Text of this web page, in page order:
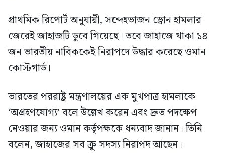
প্রাথমিক রিপোর্ট অনুযায়ী, সন্দেহভাজন ড্রোন হামলার
জেরেই জাহাজটি ডুবে গিয়েছে। তবে জাহাজে থাকা ১৪
জন ভারতীয় নাবিককেই নিরাপদে উদ্ধার করেছে ওমান
কোস্টগার্ড।
ভারতের পররাষ্ট্র মন্ত্রণালয়ের এক মুখপাত্র হামলাকে
‘অগ্রহণযোগ্য’ বলে উল্লেখ করেন এবং দ্রুত পদক্ষেপ
নেওয়ার জন্য ওমান কর্তৃপক্ষকে ধন্যবাদ জানান। তিনি
বলেন, জাহাজের সব ক্রু সদস্য নিরাপদ আছেন।